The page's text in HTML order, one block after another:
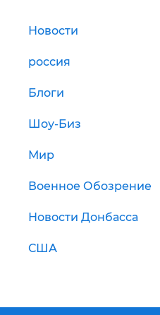
Новости
россия
Блоги
Шоу-Биз
Мир
Военное Обозрение
Новости Донбасса
США